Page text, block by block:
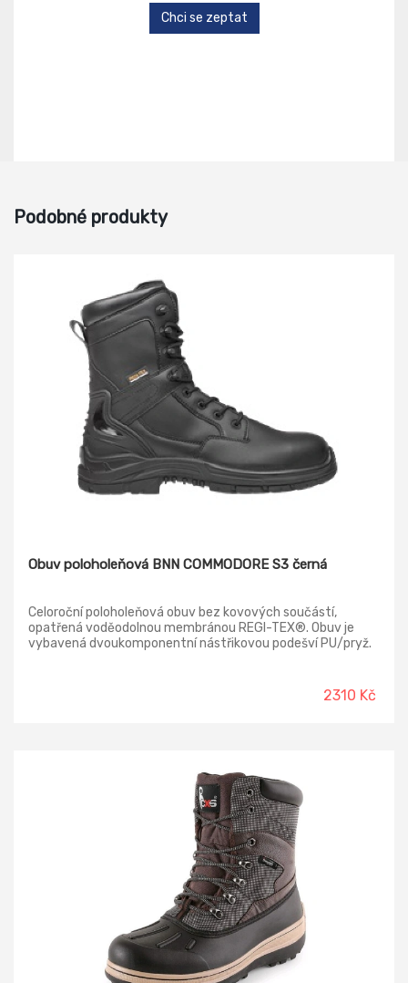
Chci se zeptat
Podobné produkty
Obuv poloholeňová BNN COMMODORE S3 černá
Celoroční poloholeňová obuv bez kovových součástí,
opatřená voděodolnou membránou REGI-TEX®. Obuv je
vybavená dvoukomponentní nástřikovou podešví PU/pryž.
hydrofobní Podšívka: membrána REGI-TEX® Stélka:2310 Kč